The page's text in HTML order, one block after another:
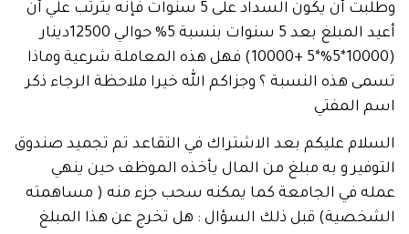
وطلبت أن يكون السداد على 5 سنوات فإنه يترتب علي أن
أعيد المبلغ بعد 5 سنوات بنسبة 5% حوالي 12500دينار
(10000*5%*5 +10000) فهل هذه المعاملة شرعية وماذا
هذه النسبة ؟ وجزاكم الله خيرا ملاحظة الرجاء ذكر
عليكم بعد الاشتراك في التقاعد تم تجميد صندوق
و به مبلغ من المال يأخذه الموظف حين ينهي
في الجامعة كما يمكنه سحب جزء منه ( مساهمته
قبل ذلك السؤال : هل تخرج عن هذا المبلغ